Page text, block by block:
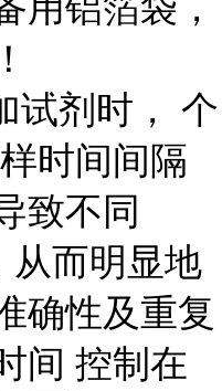
试剂时， 个
时间间隔
致不同
从而明显地
确性及重复
间 控制在